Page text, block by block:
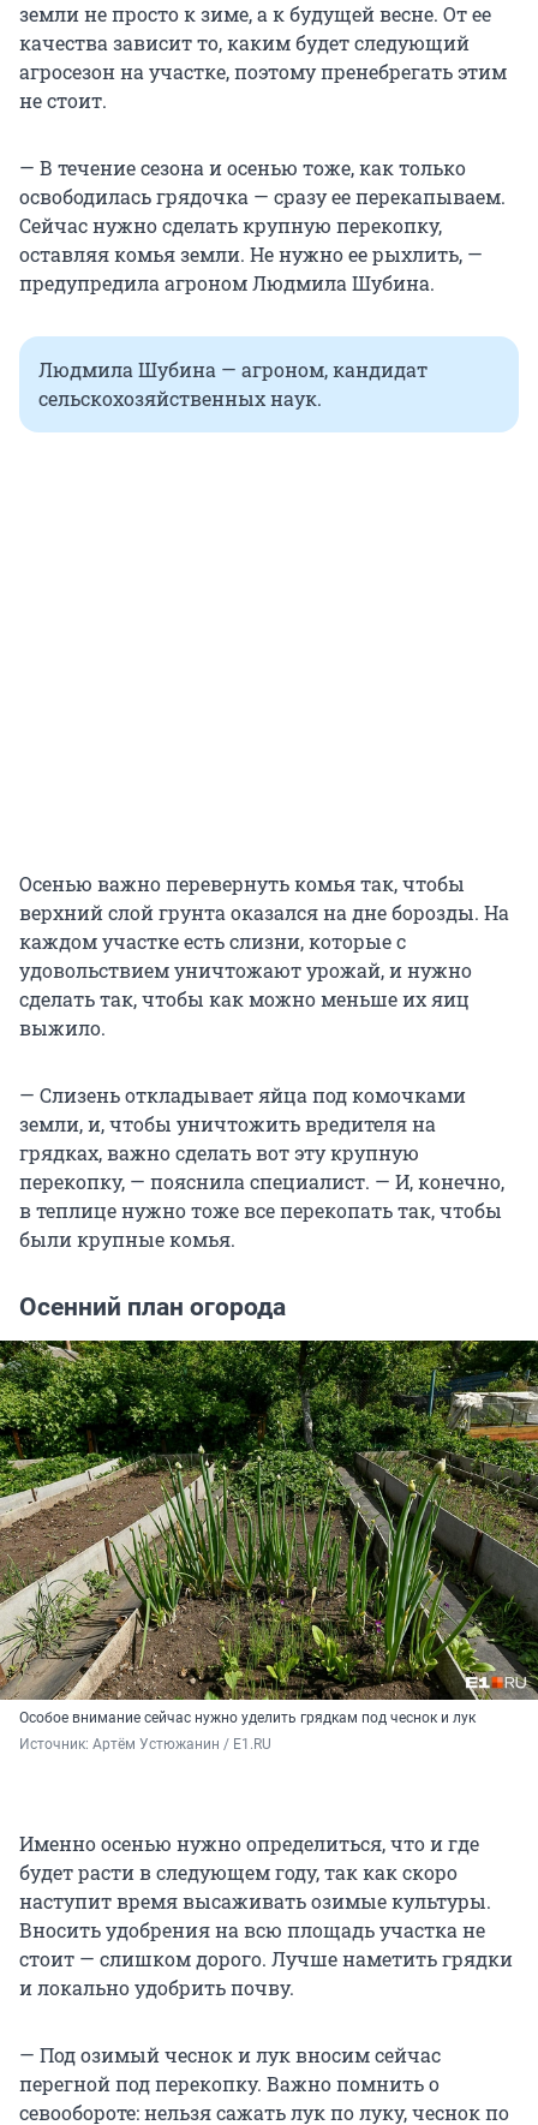
земли не просто к зиме, а к будущей весне. От ее
качества зависит то, каким будет следующий
агросезон на участке, поэтому пренебрегать этим
не стоит.
— В течение сезона и осенью тоже, как только
освободилась грядочка — сразу ее перекапываем.
Сейчас нужно сделать крупную перекопку,
оставляя комья земли. Не нужно ее рыхлить, —
предупредила агроном Людмила Шубина.
Людмила Шубина — агроном, кандидат
сельскохозяйственных наук.
Осенью важно перевернуть комья так, чтобы
верхний слой грунта оказался на дне борозды. На
каждом участке есть слизни, которые с
удовольствием уничтожают урожай, и нужно
сделать так, чтобы как можно меньше их яиц
выжило.
— Слизень откладывает яйца под комочками
земли, и, чтобы уничтожить вредителя на
грядках, важно сделать вот эту крупную
перекопку, — пояснила специалист. — И, конечно,
в теплице нужно тоже все перекопать так, чтобы
были крупные комья.
Осенний план огорода
Особое внимание сейчас нужно уделить грядкам под чеснок и лук
Источник: Артём Устюжанин / E1.RU
Именно осенью нужно определиться, что и где
будет расти в следующем году, так как скоро
наступит время высаживать озимые культуры.
Вносить удобрения на всю площадь участка не
стоит — слишком дорого. Лучше наметить грядки
и локально удобрить почву.
— Под озимый чеснок и лук вносим сейчас
перегной под перекопку. Важно помнить о
севообороте: нельзя сажать лук по луку, чеснок по